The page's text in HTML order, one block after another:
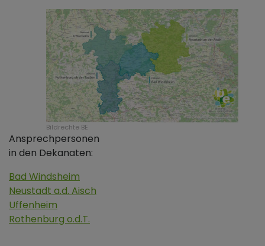
Bildrechte BE
Ansprechpersonen
in den Dekanaten:
Bad Windsheim
Neustadt a.d. Aisch
Uffenheim
Rothenburg o.d.T.